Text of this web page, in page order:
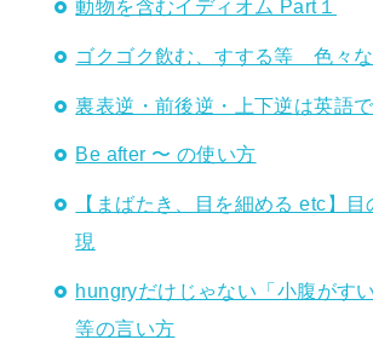
動物を含むイディオム Part１
ゴクゴク飲む、すする等 色々
裏表逆・前後逆・上下逆は英語
Be after 〜 の使い方
【まばたき、目を細める etc】
現
hungryだけじゃない「小腹がす
等の言い方